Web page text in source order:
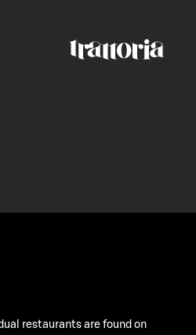
restaurants are found on